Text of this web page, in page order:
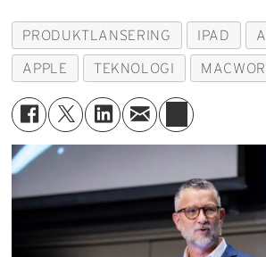
PRODUKTLANSERING IPAD
APPLE TEKNOLOGI